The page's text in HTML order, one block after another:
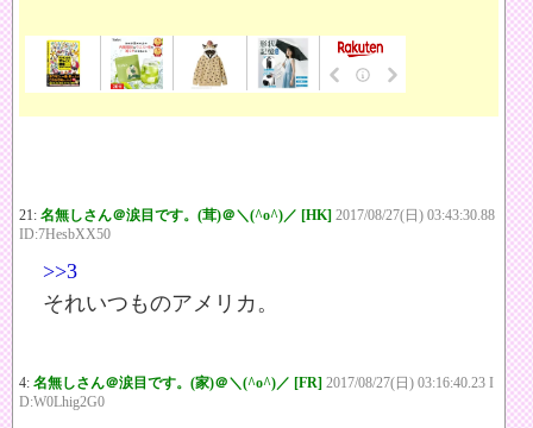
21: 名無しさん＠涙目です。(茸)＠＼(^o^)／ [HK] 2017/08/27(日) 03:43:30.88
ID:7HesbXX50
>>3
それいつものアメリカ。
4: 名無しさん＠涙目です。(家)＠＼(^o^)／ [FR] 2017/08/27(日) 03:16:40.23 I
D:W0Lhig2G0